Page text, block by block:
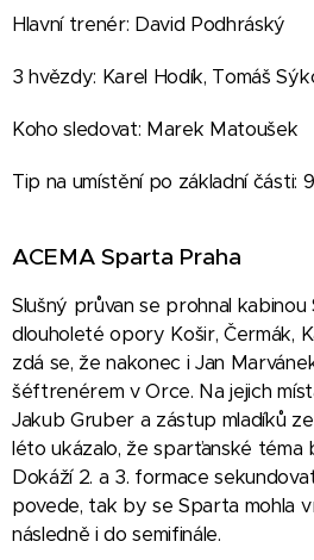
Hlavní trenér: David Podhráský
3 hvězdy: Karel Hodík, Tomáš
Koho sledovat: Marek Matoušek
Tip na umístění po základní části:
ACEMA Sparta Praha
Slušný průvan se prohnal
dlouholeté opory Košir, Čermák,
zdá se, že nakonec i Jan
šéftrenérem v Orce. Na jejich
Jakub Gruber a zástup mladíků
léto ukázalo, že sparťanské téma
Dokáží 2. a 3. formace
povede, tak by se Sparta mohla
následně i do semifinále.